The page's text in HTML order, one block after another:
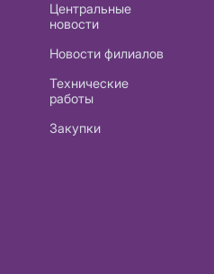
Центральные
новости
Новости филиалов
Технические
работы
Закупки